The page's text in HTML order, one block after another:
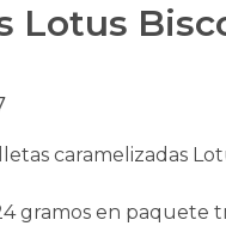
Lotus
caramelizadas
gramos en paquete